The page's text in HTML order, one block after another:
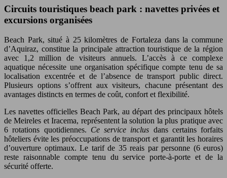
Circuits touristiques beach park : navettes privées et
excursions organisées
Beach Park, situé à 25 kilomètres de Fortaleza dans la commune
d’Aquiraz, constitue la principale attraction touristique de la région
avec 1,2 million de visiteurs annuels. L’accès à ce complexe
aquatique nécessite une organisation spécifique compte tenu de sa
localisation excentrée et de l’absence de transport public direct.
Plusieurs options s’offrent aux visiteurs, chacune présentant des
avantages distincts en termes de coût, confort et flexibilité.
Les navettes officielles Beach Park, au départ des principaux hôtels
de Meireles et Iracema, représentent la solution la plus pratique avec
6 rotations quotidiennes. Ce service inclus dans certains forfaits
hôteliers évite les préoccupations de transport et garantit les horaires
d’ouverture optimaux. Le tarif de 35 reais par personne (6 euros)
reste raisonnable compte tenu du service porte-à-porte et de la
sécurité offerte.